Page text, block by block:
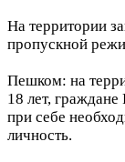
На территории
пропускной
Пешком: на
18 лет,
при себе
личность.